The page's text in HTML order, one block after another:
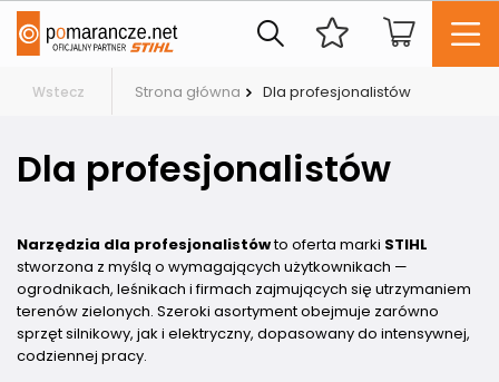
Wstecz Strona główna Dla profesjonalistów
Dla profesjonalistów
Narzędzia dla profesjonalistówto oferta marki STIHL
stworzona z myślą o wymagających użytkownikach —
ogrodnikach, leśnikach i firmach zajmujących się utrzymaniem
terenów zielonych. Szeroki asortyment obejmuje zarówno
sprzęt silnikowy, jak i elektryczny, dopasowany do intensywnej,
codziennej pracy.